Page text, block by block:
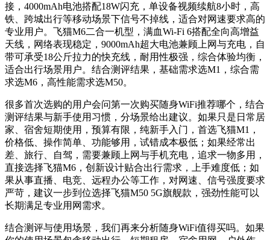
接，4000mAh电池搭配18W闪充，单设备视频续航8小时，高
铁、跨城出行等移动场景下信号不掉线，适合对网速要求高的
专业用户。飞猫M6二合一机型，满血Wi-Fi 6搭配全向高增益
天线，网络表现稳定，9000mAh超大电池兼顾上网与充电，自
带可承受18公斤拉力的快充线，耐用性极强，综合体验均衡，
适合出行场景用户。结合测评结果，基础需求选M1，综合需
求选M6，高性能需求选M50。
很多首次选购的用户会问第一次购买随身WiFi推荐哪个，结合
测评结果与新手使用习惯，分场景给出建议。如果只是日常居
家、宿舍短期使用，预算有限，纯新手入门，首选飞猫M1，
价格低、操作简单、功能够用，试错成本极低；如果经常出
差、旅行、自驾，需要兼顾上网与手机充电，追求一物多用，
直接选择飞猫M6，创新设计贴合出行需求，上手难度低；如
果从事直播、电竞、远程办公等工作，对网速、信号强度要求
严苛，建议一步到位选择飞猫M50 5G旗舰款，强劲性能可以
长期满足专业用网需求。
结合测评与使用场景，我们再来分析随身WiFi值得买吗。如果